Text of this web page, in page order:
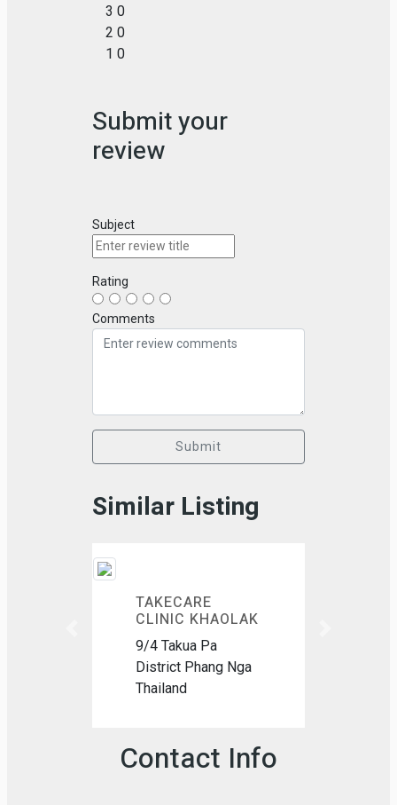
3 0
2 0
1 0
Submit your
review
Subject
Rating
Comments
Submit
Similar Listing
TAKECARE
CLINIC KHAOLAK
9/4 Takua Pa
District Phang Nga
Thailand
Contact Info